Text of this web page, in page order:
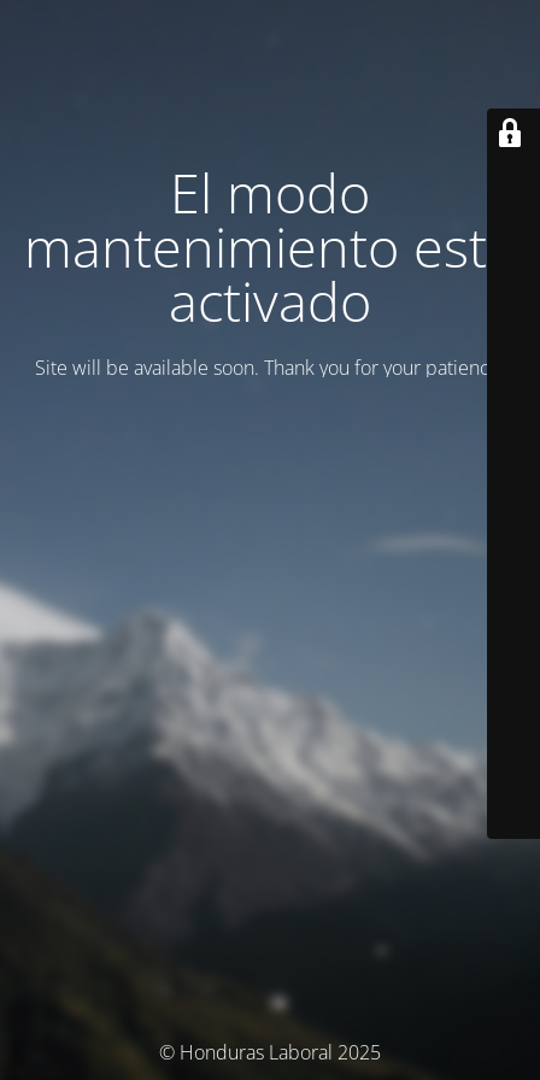
El modo
mantenimiento está
activado
Site will be available soon. Thank you for your patience!
© Honduras Laboral 2025